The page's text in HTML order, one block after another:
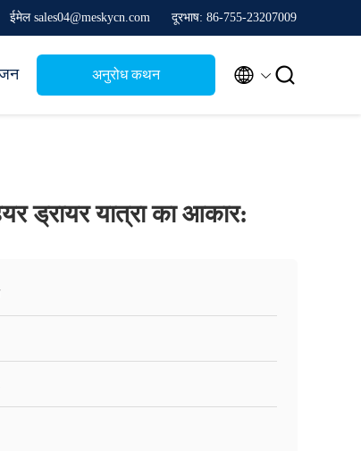
ईमेल sales04@meskycn.com दूरभाष: 86-755-23207009
अनुरोध कथन  
ड्रायर यात्रा का आकार: